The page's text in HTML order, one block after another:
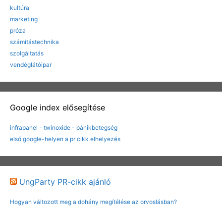
kultúra
marketing
próza
számítástechnika
szolgáltatás
vendéglátóipar
Google index elősegítése
infrapanel - twinoxide - pánikbetegség
első google-helyen a pr cikk elhelyezés
UngParty PR-cikk ajánló
Hogyan változott meg a dohány megítélése az orvoslásban?